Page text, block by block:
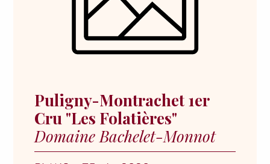
Puligny-Montrachet 1er
Cru "Les Folatières"
Domaine Bachelet-Monnot